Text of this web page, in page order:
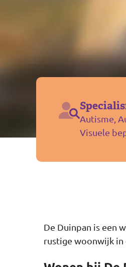
Autisme,
Visuele
De Duinpan is een
rustige woonwijk in